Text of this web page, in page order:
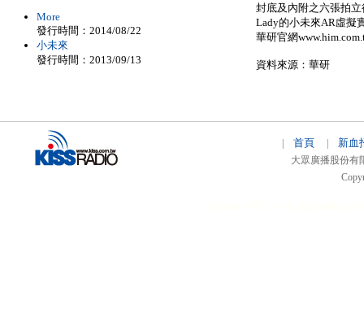
封底及內附之六張拍
Lady的小未來AR虛擬
華研官網
資料來源：華研
More
發行時間：2014/08/22
小未來
發行時間：2013/09/13
首頁 新血
大眾廣播股份有